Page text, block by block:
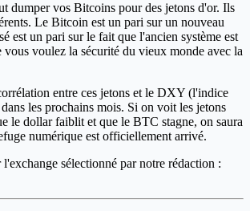
dumper vos Bitcoins pour des jetons d'or. Ils
Le Bitcoin est un pari sur un nouveau
est un pari sur le fait que l'ancien système est
vous voulez la sécurité du vieux monde avec la
entre ces jetons et le DXY (l'indice
les prochains mois. Si on voit les jetons
le dollar faiblit et que le BTC stagne, on saura
numérique est officiellement arrivé.
sélectionné par notre rédaction :